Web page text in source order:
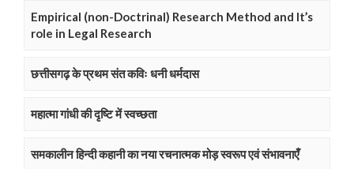
Empirical (non-Doctrinal) Research Method and It’s
role in Legal Research
छत्तीसगढ़ के प्रथम संत कविः धनी धर्मदास
महात्मा गांधी की दृष्टि में स्वच्छता
समकालीन हिन्दी कहानी का नया रचनात्मक मोड़ स्वरूप एवं संभावनाएँ